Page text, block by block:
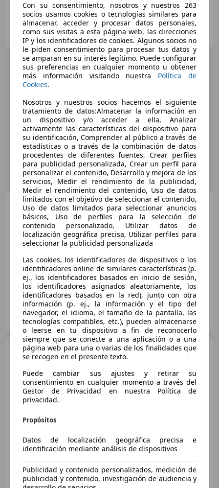
OCASIONPLUS LA MAQUINISTA II
ES-08020 SANT ANDREU
Renault Kadjar1.6dCi
Energy Tech Road 4x4 96kW
€ 9.900 1
Súperoferta
03/2018 179.000 km Diésel 96 kW (131 CV)
AUTOSUBASTASDELFIN
ES-3400 Villena
Renault Kadjar 1.2 TCe
Energy Zen EDC 97kW
€ 12.491
OCASIONPLUS LA MAQUINISTA II
ES-08020 SANT ANDREU
Con su consentimiento, nosotros y nuestros 263
socios usamos cookies o tecnologías similares para
almacenar, acceder y procesar datos personales,
como sus visitas a esta página web, las direcciones
IP y los identificadores de cookies. Algunos socios no
le piden consentimiento para procesar tus datos y
se amparan en su interés legítimo. Puede configurar
sus preferencias en cualquier momento u obtener
más información visitando nuestra Política de
Cookies.
Nosotros y nuestros socios hacemos el siguiente
tratamiento de datos:Almacenar la información en
un dispositivo y/o acceder a ella, Analizar
activamente las características del dispositivo para
su identificación, Comprender al público a través de
estadísticas o a través de la combinación de datos
procedentes de diferentes fuentes, Crear perfiles
para publicidad personalizada, Crear un perfil para
personalizar el contenido, Desarrollo y mejora de los
servicios, Medir el rendimiento de la publicidad,
Medir el rendimiento del contenido, Uso de datos
limitados con el objetivo de seleccionar el contenido,
Uso de datos limitados para seleccionar anuncios
básicos, Uso de perfiles para la selección de
contenido personalizado, Utilizar datos de
localización geográfica precisa, Utilizar perfiles para
seleccionar la publicidad personalizada
Las cookies, los identificadores de dispositivos o los
identificadores online de similares características (p.
ej., los identificadores basados en inicio de sesión,
los identificadores asignados aleatoriamente, los
identificadores basados en la red), junto con otra
información (p. ej., la información y el tipo del
navegador, el idioma, el tamaño de la pantalla, las
tecnologías compatibles, etc.), pueden almacenarse
o leerse en tu dispositivo a fin de reconocerlo
siempre que se conecte a una aplicación o a una
página web para una o varias de los finalidades que
se recogen en el presente texto.
Puede cambiar sus ajustes y retirar su
consentimiento en cualquier momento a través del
Gestor de Privacidad en nuestra Política de
privacidad.
Propósitos
Datos de localización geográfica precisa e
identificación mediante análisis de dispositivos
Publicidad y contenido personalizados, medición de
publicidad y contenido, investigación de audiencia y